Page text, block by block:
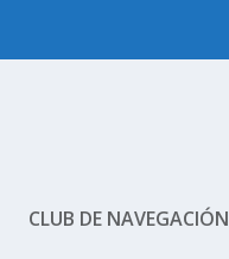
CLUB DE NAVEGACIÓN